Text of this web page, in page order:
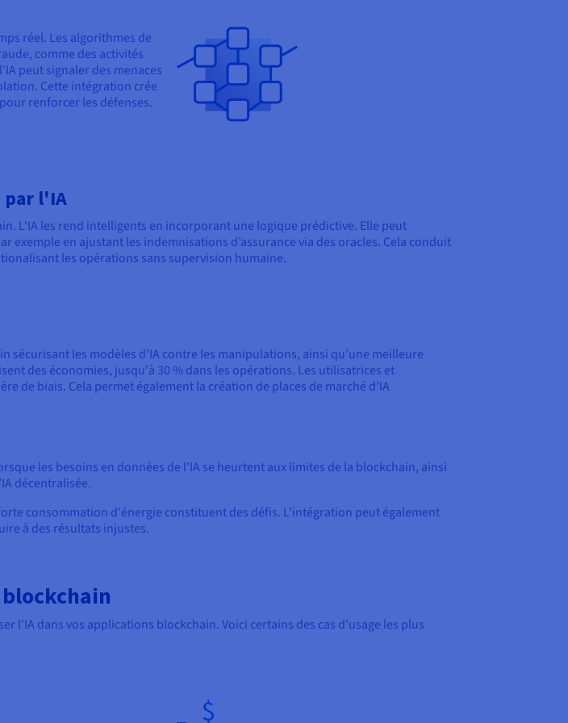
réel. Les algorithmes de
comme des activités
peut signaler des menaces
Cette intégration crée
renforcer les défenses.
l'IA
L'IA les rend intelligents en incorporant une logique prédictive. Elle peut
en ajustant les indemnisations d’assurance via des oracles. Cela conduit
les opérations sans supervision humaine.
les modèles d’IA contre les manipulations, ainsi qu’une meilleure
des économies, jusqu'à 30 % dans les opérations. Les utilisatrices et
de biais. Cela permet également la création de places de marché d’IA
les besoins en données de l’IA se heurtent aux limites de la blockchain, ainsi
décentralisée.
consommation d'énergie constituent des défis. L'intégration peut également
à des résultats injustes.
l'IA dans vos applications blockchain. Voici certains des cas d'usage les plus